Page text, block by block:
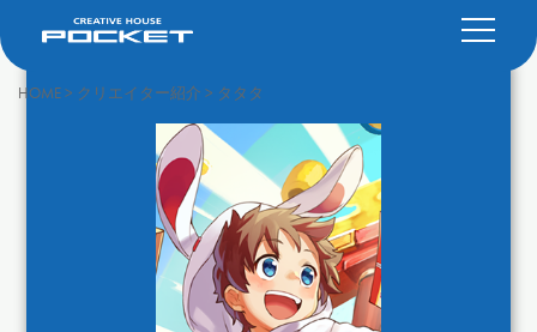
HOME> クリエイター紹介 > タタタ